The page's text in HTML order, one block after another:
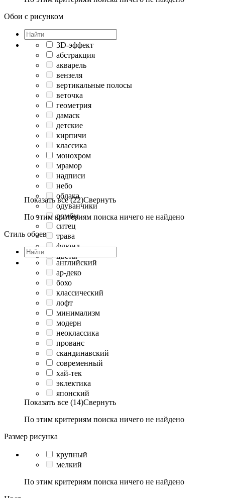
Обои с рисунком
3D-эффект
абстракция
акварель
вензеля
вертикальные полосы
веточка
геометрия
дамаск
детские
кирпичи
классика
монохром
мрамор
надписи
небо
облака
одуванчики
ромбы
ситец
трава
флюид
цветы
Показать все (22)Свернуть
По этим критериям поиска ничего не найдено
Стиль обоев
английский
ар-деко
бохо
классический
лофт
минимализм
модерн
неоклассика
прованс
скандинавский
современный
хай-тек
эклектика
японский
Показать все (14)Свернуть
По этим критериям поиска ничего не найдено
Размер рисунка
крупный
мелкий
По этим критериям поиска ничего не найдено